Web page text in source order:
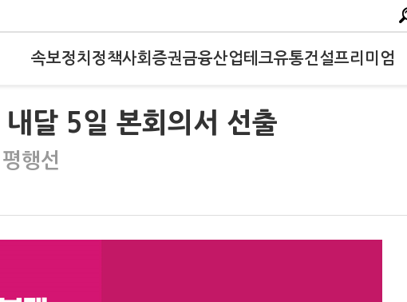
속보정치 정책사회 증권금융산업테크유통건설프리미엄
달 5일 본회의서 선출
행선